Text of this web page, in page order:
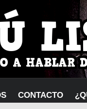
CONTACTO